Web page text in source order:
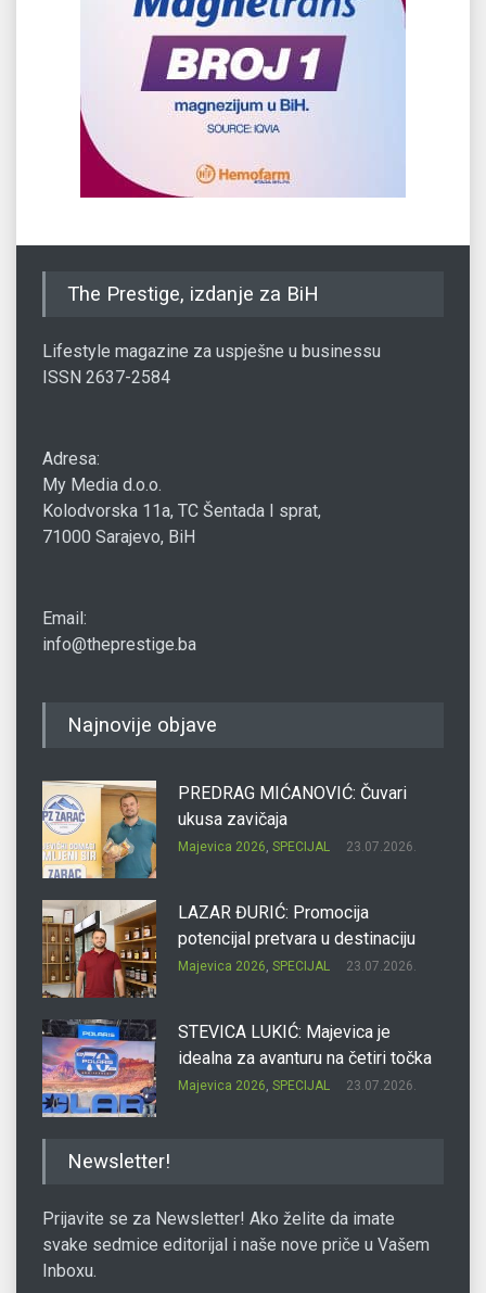
The Prestige, izdanje za BiH
Lifestyle magazine za uspješne u businessu
ISSN 2637-2584
Adresa:
My Media d.o.o.
Kolodvorska 11a, TC Šentada I sprat,
71000 Sarajevo, BiH
Email:
info@theprestige.ba
Najnovije objave
PREDRAG MIĆANOVIĆ: Čuvari
ukusa zavičaja
Majevica 2026, SPECIJAL 23.07.2026.
LAZAR ĐURIĆ: Promocija
potencijal pretvara u destinaciju
Majevica 2026, SPECIJAL 23.07.2026.
STEVICA LUKIĆ: Majevica je
idealna za avanturu na četiri točka
Majevica 2026, SPECIJAL 23.07.2026.
Newsletter!
Prijavite se za Newsletter! Ako želite da imate
svake sedmice editorijal i naše nove priče u Vašem
Inboxu.